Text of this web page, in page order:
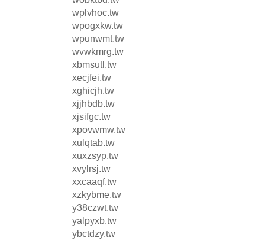
wplvhoc.tw
wpogxkw.tw
wpunwmt.tw
wvwkmrg.tw
xbmsutl.tw
xecjfei.tw
xghicjh.tw
xjjhbdb.tw
xjsifgc.tw
xpovwmw.tw
xulqtab.tw
xuxzsyp.tw
xvylrsj.tw
xxcaaqf.tw
xzkybme.tw
y38czwt.tw
yalpyxb.tw
ybctdzy.tw